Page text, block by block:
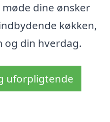
dine ønsker
køkken,
og din hverdag.
uforpligtende